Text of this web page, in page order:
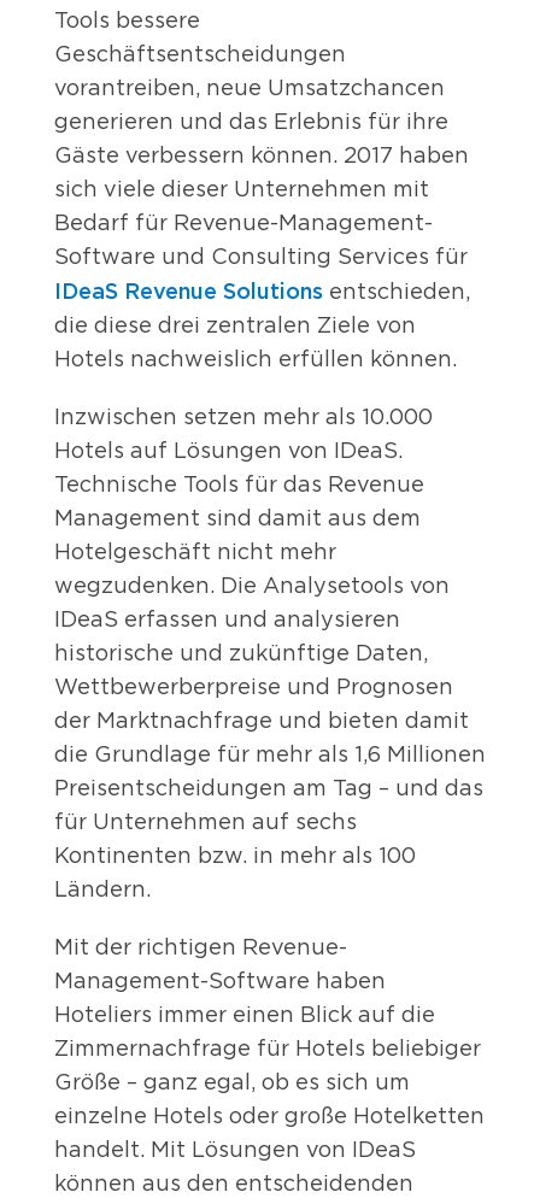
Tools bessere
Geschäftsentscheidungen
vorantreiben, neue Umsatzchancen
generieren und das Erlebnis für ihre
Gäste verbessern können. 2017 haben
sich viele dieser Unternehmen mit
Bedarf für Revenue-Management-
Software und Consulting Services für
IDeaS Revenue Solutions entschieden,
die diese drei zentralen Ziele von
Hotels nachweislich erfüllen können.
Inzwischen setzen mehr als 10.000
Hotels auf Lösungen von IDeaS.
Technische Tools für das Revenue
Management sind damit aus dem
Hotelgeschäft nicht mehr
wegzudenken. Die Analysetools von
IDeaS erfassen und analysieren
historische und zukünftige Daten,
Wettbewerberpreise und Prognosen
der Marktnachfrage und bieten damit
die Grundlage für mehr als 1,6 Millionen
Preisentscheidungen am Tag – und das
für Unternehmen auf sechs
Kontinenten bzw. in mehr als 100
Ländern.
Mit der richtigen Revenue-
Management-Software haben
Hoteliers immer einen Blick auf die
Zimmernachfrage für Hotels beliebiger
Größe – ganz egal, ob es sich um
einzelne Hotels oder große Hotelketten
handelt. Mit Lösungen von IDeaS
können aus den entscheidenden